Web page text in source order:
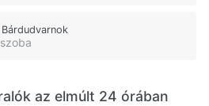
az elmúlt 24 órában